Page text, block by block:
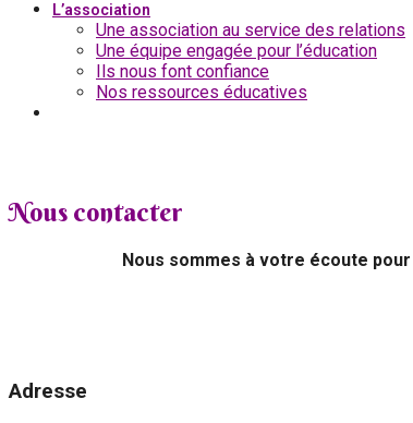
L’association
Une association au service des relations
Une équipe engagée pour l’éducation
Ils nous font confiance
Nos ressources éducatives
Nous contacter
Nous sommes à votre écoute
Adresse